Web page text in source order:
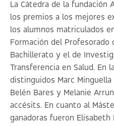
La Cátedra de la fundación
los premios a los mejores
los alumnos matriculados
Formación del Profesorado
Bachillerato y el de
Transferencia en Salud. En
distinguidos Marc
Belén Bares y Melanie
accésits. En cuanto al
ganadoras fueron Elisabeth